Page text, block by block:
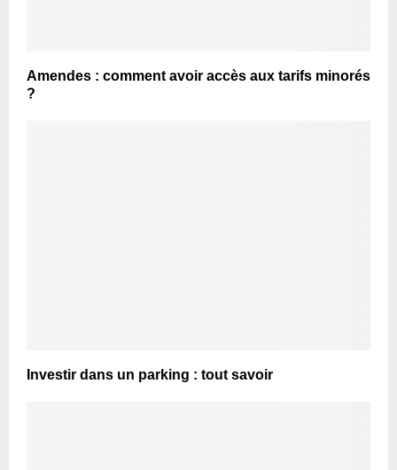
Amendes : comment avoir accès aux tarifs minorés
?
Investir dans un parking : tout savoir